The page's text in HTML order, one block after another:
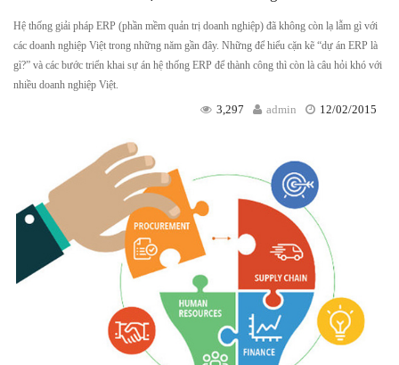
Hệ thống giải pháp ERP (phần mềm quản trị doanh nghiệp) đã không còn lạ lẫm gì với
các doanh nghiệp Việt trong những năm gần đây. Những để hiểu cặn kẽ “dự án ERP là
gì?” và các bước triển khai sự án hệ thống ERP để thành công thì còn là câu hỏi khó với
nhiều doanh nghiệp Việt.
12/02/2015
admin
3,297